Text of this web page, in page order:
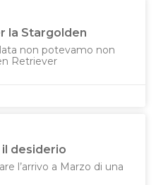
la Stargolden
non potevamo non
Retriever
il desiderio
l’arrivo a Marzo di una